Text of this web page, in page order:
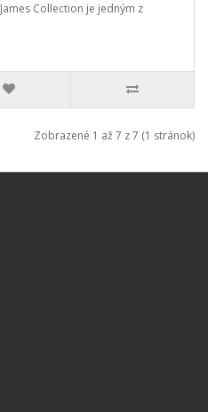
Collection je jedným z
Zobrazené 1 až 7 z 7 (1 stránok)